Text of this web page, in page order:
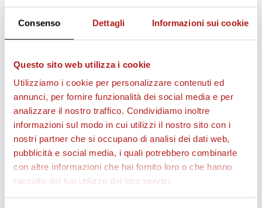
Consenso Dettagli Informazioni sui cookie
Questo sito web utilizza i cookie
Utilizziamo i cookie per personalizzare contenuti ed
annunci, per fornire funzionalità dei social media e per
analizzare il nostro traffico. Condividiamo inoltre
informazioni sul modo in cui utilizzi il nostro sito con i
nostri partner che si occupano di analisi dei dati web,
pubblicità e social media, i quali potrebbero combinarle
con altre informazioni che hai fornito loro o che hanno
raccolto dal tuo utilizzo dei loro servizi.
AS CITTADELLA STORE